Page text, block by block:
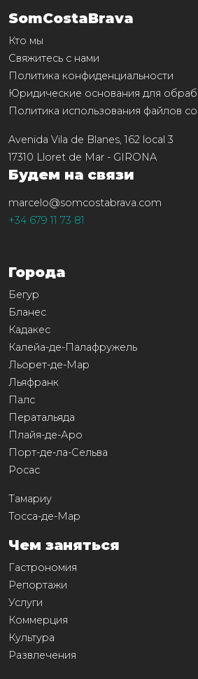
SomCostaBrava
Кто мы
Свяжитесь с нами
Политика конфиденциальности
Юридические основания для
Политика использования файлов
Avenida Vila de Blanes, 162 local 3
17310 Lloret de Mar - GIRONA
Будем на связи
marcelo@somcostabrava.com
+34 679 11 73 81
Города
Бегур
Бланес
Кадакес
Калейа-де-Палафружель
Льорет-де-Мар
Льяфранк
Палс
Ператальяда
Плайя-де-Аро
Порт-де-ла-Сельва
Росас
Тамариу
Тосса-де-Мар
Чем заняться
Гастрономия
Репортажи
Услуги
Коммерция
Культура
Развлечения